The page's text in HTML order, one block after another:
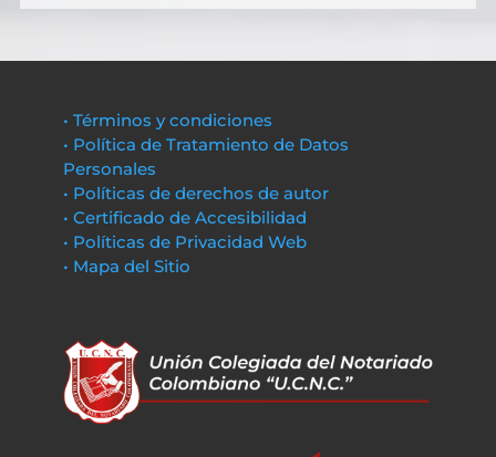
• Términos y condiciones
• Política de Tratamiento de Datos
Personales
• Políticas de derechos de autor
• Certificado de Accesibilidad
• Políticas de Privacidad Web
• Mapa del Sitio